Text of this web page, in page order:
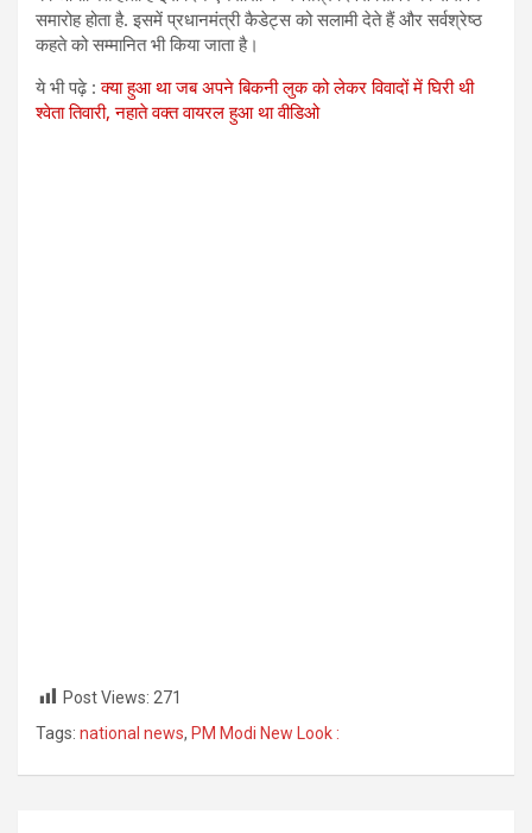
समारोह होता है. इसमें प्रधानमंत्री कैडेट्स को सलामी देते हैं और सर्वश्रेष्ठ
कहते को सम्मानित भी किया जाता है।
ये भी पढ़े :क्या हुआ था जब अपने बिकनी लुक को लेकर विवादों में घिरी थी
श्वेता तिवारी, नहाते वक्त वायरल हुआ था वीडिओ
Post Views: 271
Tags: national news, PM Modi New Look :